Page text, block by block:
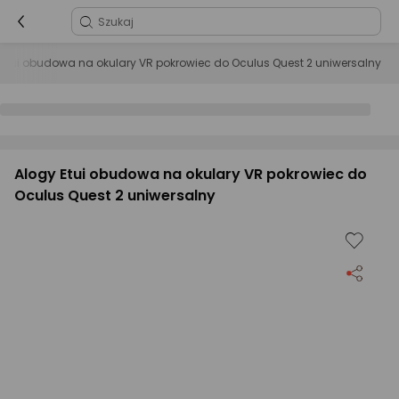
obudowa na okulary VR pokrowiec do Oculus Quest 2 uniwersalny
Alogy Etui obudowa na okulary VR pokrowiec do
Oculus Quest 2 uniwersalny